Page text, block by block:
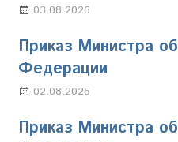
03.08.2026
Приказ Министра
Федерации
02.08.2026
Приказ Министра